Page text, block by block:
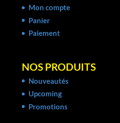
Mon compte
Panier
Paiement
NOS PRODUITS
Nouveautés
Upcoming
Promotions